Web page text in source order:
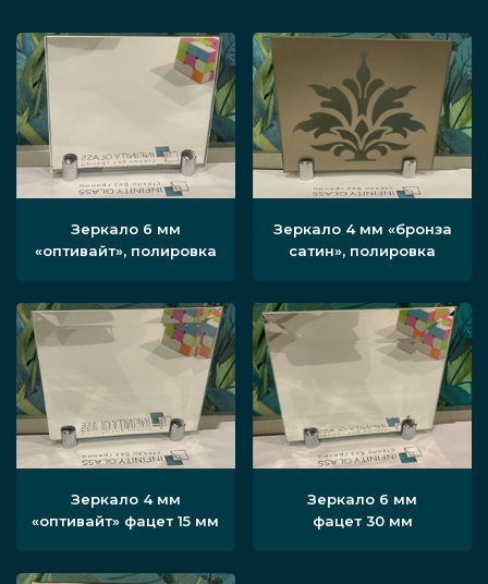
Зеркало 6 мм
«оптивайт», полировка
Зеркало 4 мм «бронза
сатин», полировка
Зеркало 4 мм
«оптивайт» фацет 15 мм
Зеркало 6 мм
фацет 30 мм